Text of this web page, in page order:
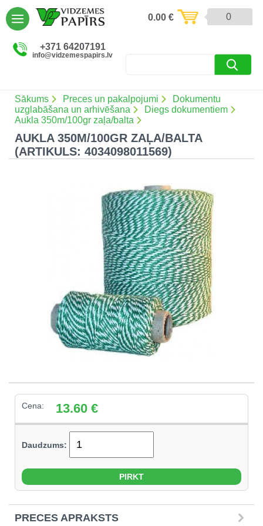
+371 64207191
info@vidzemespapirs.lv
0
0.00€
Sākums Preces un pakalpojumi
Dokumentu
uzglabāšana un arhivēšana
Diegs dokumentiem
Aukla 350m/100gr zaļa/balta
AUKLA 350M/100GR ZAĻA/BALTA
(ARTIKULS: 4034098011569)
Cena: 13.60 €
Daudzums:
PRECES APRAKSTS
AIZVĒRT
Atlaides (12)
Ielogoties